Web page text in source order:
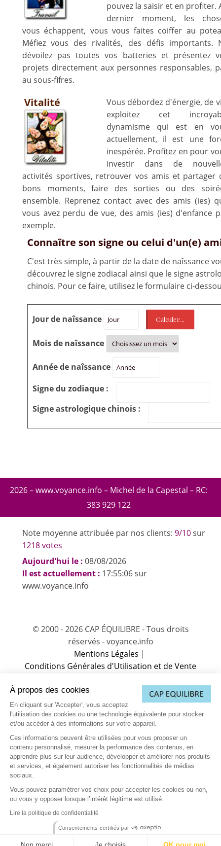
pouvez la saisir et en profiter.
dernier moment, les
vous échappent, vous vous faites coiffer au
Méfiez vous des rivalités, des défis importants.
dévoilez pas toutes vos batteries et présentez
projets directement aux personnes responsables,
au sous-fifres.
Vitalité
Vous débordez d'énergie, de
exploitez cet
dynamisme qui est en
actuellement, il est une
inespérée. Profitez en pour
investir dans de
activités sportives, retrouver vos amis et partager
bons moments, faire des sorties ou des
ensemble. Reprenez contact avec des amis (ies)
vous avez perdu de vue, des amis (ies) d'enfance
exemple.
Connaître son signe ou celui d'un(e)
C'est très simple, à partir de la date de naîssance
découvrez le signe zodiacal ainsi que le signe
chinois. Pour ce faire, utilisez le formulaire ci-
Jour de naîssance
Mois de naîssance
Année de naîssance
Signe du zodiaque :
Signe astrologique chinois :
2026 – www.voyance.info – Michel de la Capestal – RC:
383 929 122
Note moyenne attribuée par nos clients: 9/10sur
1218 votes
Aujourd'hui le : 08/08/2026
Il est actuellement : 17:55:06 sur
www.voyance.info
© 2000 - 2026 CAP ÉQUILIBRE - Tous droits
réservés - voyance.info
Mentions Légales |
Conditions Générales d'Utilisation et de Vente
Charte sur la protection des données|
Charte de Déontologie| Partenaire|
Vos données personnelles|Contactez-nous
(1) L’accès à cette offre commerciale proposée par notre partenaire
tarif spécial de 15EUR TTC, voyance immédiate et privée. Offre
valable dans la limite des 10 premières minutes, après validation
de votre compte client comprenant votre nom, prénom, téléphone,
adresse, email et carte de paiement valide (compte client nouveau
ou existant). Au-delà des 10 premières minutes, le tarif est de
3.5EUR à 9.5EUR TTC la minute supplémentaire selon le voyant.
(3) Ce consentement exprès s’applique à la société Cosmospace et
les sociétés Telemaque, Pluton Media et Cassiopée afin de recevoir
émissions d’appel émanant de la société Cosmospace et des
sociétés Telemaque, Pluton Media et Cassiopée afin de recevoir,
comme consenties, leurs offres de voyance dans le respect des
règlementations en vigueur. Par voie électronique, il est entendu
toute communication par email, sms et voie IP.
À propos des cookies
En cliquant sur 'Accepter', vous acceptez
l'utilisation des cookies ou une technologie équivalente pour stocker
et/ou accéder à des informations sur votre appareil.
Ces informations peuvent être utilisées pour vous proposer un
contenu personnalisé, mesurer la performance des contenus, en
apprendre plus sur leur audience, développer et améliorer nos produits
et services, et également autoriser les fonctionnalités de médias
sociaux.
Vous pouvez paramétrer vos choix pour accepter les cookies ou non,
ou vous y opposer lorsque l’intérêt légitime est utilisé.
Lire la politique de confidentialité
Consentements certifiés par